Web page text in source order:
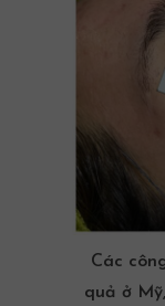
Các
quả ở